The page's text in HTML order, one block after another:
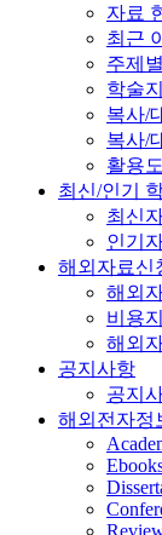
자료
최근
주제
학술
복사/
복사/
활용
최신/인기
최신
인기
해외자료신
해외
비용
해외
공지사항
공지
해외전자정